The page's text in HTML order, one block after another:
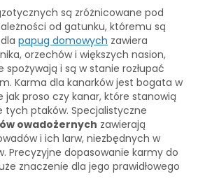
są zróżnicowane pod
od gatunku, któremu są
papug domowych zawiera
orzechów i większych nasion,
i są w stanie rozłupać
Karma dla kanarków jest bogata w
jak proso czy kanar, które stanowią
tych ptaków. Specjalistyczne
owadożernych zawierają
i ich larw, niezbędnych w
Precyzyjne dopasowanie karmy do
znaczenie dla jego prawidłowego